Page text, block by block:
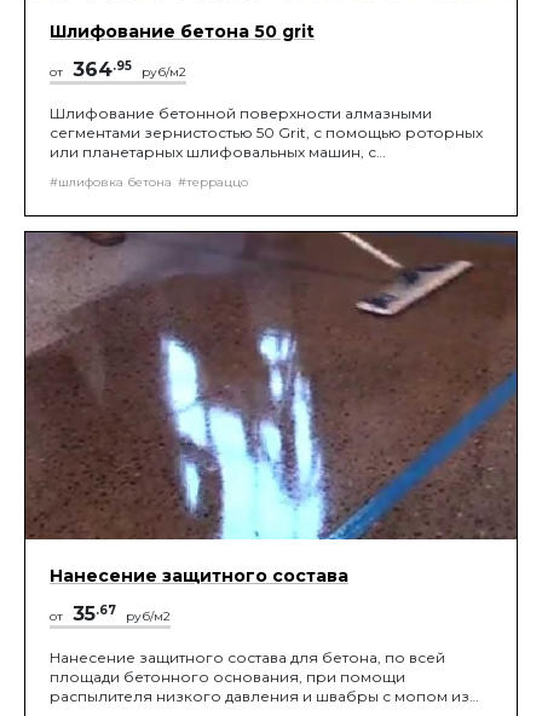
Шлифование бетона 50 grit
от 364.95 руб/м2
Шлифование бетонной поверхности алмазными
сегментами зернистостью 50 Grit, с помощью роторных
или планетарных шлифовальных машин, с
получения нужной шероховатости поверхности.
#шлифовка бетона #терраццо
Нанесение защитного состава
от 35.67 руб/м2
Нанесение защитного состава для бетона, по всей
площади бетонного основания, при помощи
распылителя низкого давления и швабры с мопом из